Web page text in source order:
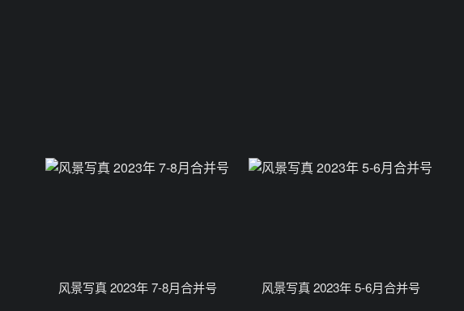
风景写真 2023年 7-8月合并号 风景写真 2023年 5-6月合并号